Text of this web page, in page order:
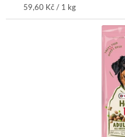
Měrná
cena:
59,60 Kč / 1 kg